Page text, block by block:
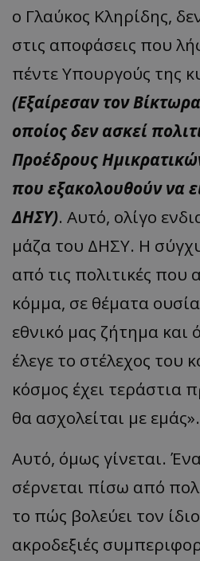
ο Γλαύκος Κληρίδης,
στις αποφάσεις που
πέντε Υπουργούς της
(Εξαίρεσαν τον
οποίος δεν ασκεί
Προέδρους
που εξακολουθούν να
ΔΗΣΥ). Αυτό, ολίγο
μάζα του ΔΗΣΥ. Η
από τις πολιτικές που
κόμμα, σε θέματα
εθνικό μας ζήτημα
έλεγε το στέλεχος του
κόσμος έχει τεράστια
θα ασχολείται με εμάς».
Αυτό, όμως γίνεται.
σέρνεται πίσω από
το πώς βολεύει τον
ακροδεξιές